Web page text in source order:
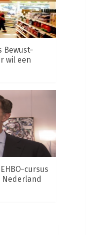
Bewust-
wil een
cursus
Nederland